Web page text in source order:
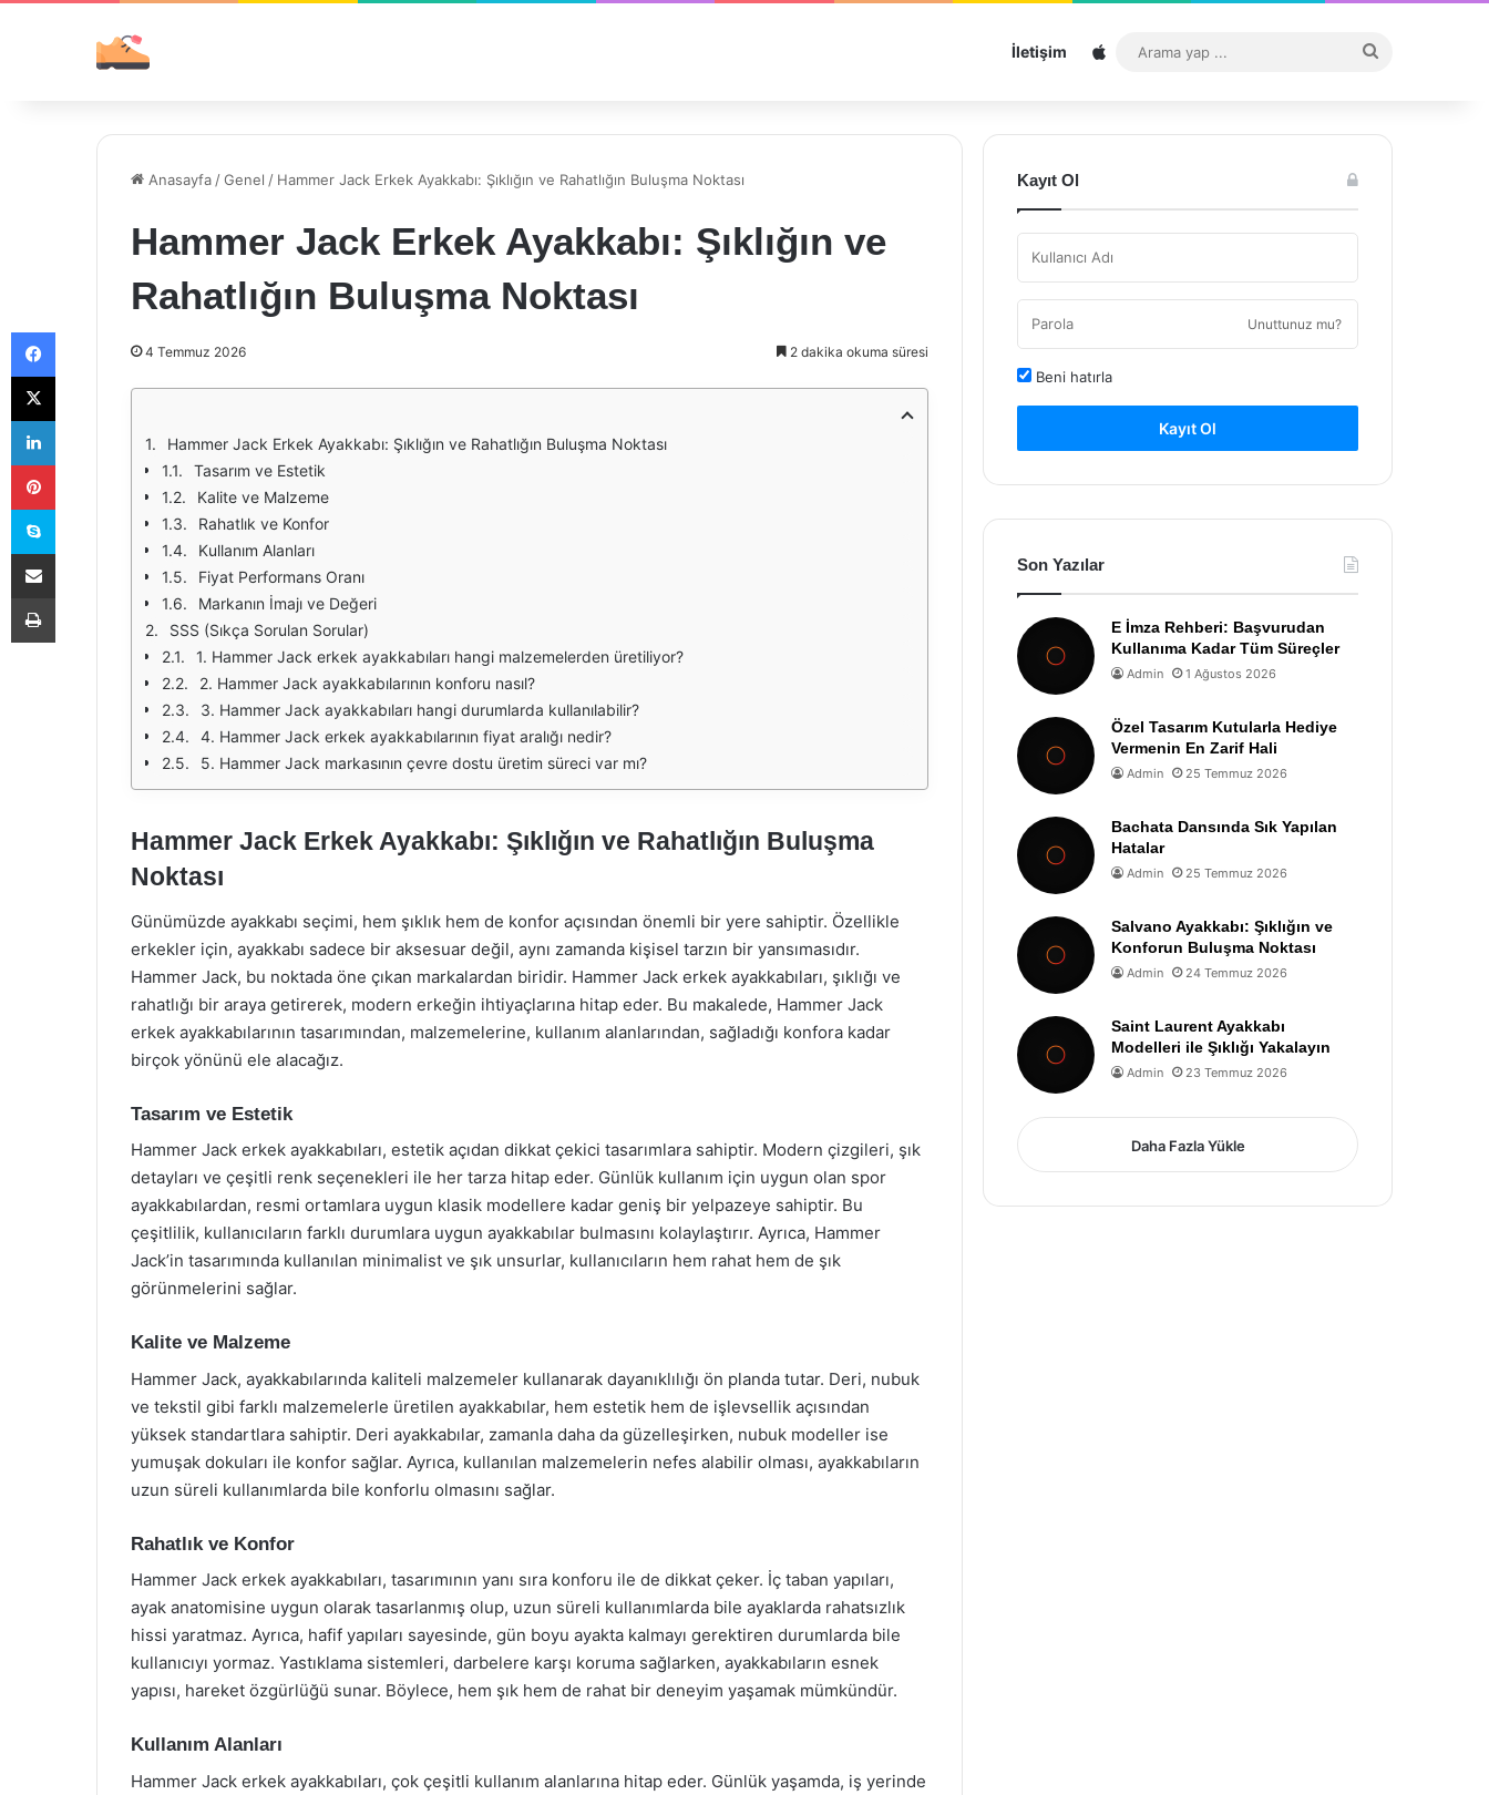
İletişim Sitemap
...
Anasayfa /Genel / Hammer Jack Erkek Ayakkabı: Şıklığın ve Rahatlığın Buluşma Noktası
Hammer Jack Erkek Ayakkabı: Şıklığın ve
Rahatlığın Buluşma Noktası
4 Temmuz 2026 2 dakika okuma süresi
Hammer Jack Erkek Ayakkabı: Şıklığın ve Rahatlığın Buluşma Noktası
Tasarım ve Estetik
Kalite ve Malzeme
Rahatlık ve Konfor
Kullanım Alanları
Fiyat Performans Oranı
Markanın İmajı ve Değeri
SSS (Sıkça Sorulan Sorular)
1. Hammer Jack erkek ayakkabıları hangi malzemelerden üretiliyor?
2. Hammer Jack ayakkabılarının konforu nasıl?
3. Hammer Jack ayakkabıları hangi durumlarda kullanılabilir?
4. Hammer Jack erkek ayakkabılarının fiyat aralığı nedir?
5. Hammer Jack markasının çevre dostu üretim süreci var mı?
Hammer Jack Erkek Ayakkabı: Şıklığın ve Rahatlığın Buluşma
Noktası
Günümüzde ayakkabı seçimi, hem şıklık hem de konfor açısından önemli bir yere sahiptir. Özellikle
erkekler için, ayakkabı sadece bir aksesuar değil, aynı zamanda kişisel tarzın bir yansımasıdır.
Hammer Jack, bu noktada öne çıkan markalardan biridir. Hammer Jack erkek ayakkabıları, şıklığı ve
rahatlığı bir araya getirerek, modern erkeğin ihtiyaçlarına hitap eder. Bu makalede, Hammer Jack
erkek ayakkabılarının tasarımından, malzemelerine, kullanım alanlarından, sağladığı konfora kadar
birçok yönünü ele alacağız.
Tasarım ve Estetik
Hammer Jack erkek ayakkabıları, estetik açıdan dikkat çekici tasarımlara sahiptir. Modern çizgileri, şık
detayları ve çeşitli renk seçenekleri ile her tarza hitap eder. Günlük kullanım için uygun olan spor
ayakkabılardan, resmi ortamlara uygun klasik modellere kadar geniş bir yelpazeye sahiptir. Bu
çeşitlilik, kullanıcıların farklı durumlara uygun ayakkabılar bulmasını kolaylaştırır. Ayrıca, Hammer
Jack’in tasarımında kullanılan minimalist ve şık unsurlar, kullanıcıların hem rahat hem de şık
görünmelerini sağlar.
Kalite ve Malzeme
Hammer Jack, ayakkabılarında kaliteli malzemeler kullanarak dayanıklılığı ön planda tutar. Deri, nubuk
ve tekstil gibi farklı malzemelerle üretilen ayakkabılar, hem estetik hem de işlevsellik açısından
yüksek standartlara sahiptir. Deri ayakkabılar, zamanla daha da güzelleşirken, nubuk modeller ise
yumuşak dokuları ile konfor sağlar. Ayrıca, kullanılan malzemelerin nefes alabilir olması, ayakkabıların
uzun süreli kullanımlarda bile konforlu olmasını sağlar.
Rahatlık ve Konfor
Hammer Jack erkek ayakkabıları, tasarımının yanı sıra konforu ile de dikkat çeker. İç taban yapıları,
ayak anatomisine uygun olarak tasarlanmış olup, uzun süreli kullanımlarda bile ayaklarda rahatsızlık
hissi yaratmaz. Ayrıca, hafif yapıları sayesinde, gün boyu ayakta kalmayı gerektiren durumlarda bile
kullanıcıyı yormaz. Yastıklama sistemleri, darbelere karşı koruma sağlarken, ayakkabıların esnek
yapısı, hareket özgürlüğü sunar. Böylece, hem şık hem de rahat bir deneyim yaşamak mümkündür.
Kullanım Alanları
Hammer Jack erkek ayakkabıları, çok çeşitli kullanım alanlarına hitap eder. Günlük yaşamda, iş yerinde
Kayıt Ol
Unuttunuz mu?
Beni hatırla
Kayıt Ol
Son Yazılar
E İmza Rehberi: Başvurudan
Kullanıma Kadar Tüm Süreçler
Admin 1 Ağustos 2026
Özel Tasarım Kutularla Hediye
Vermenin En Zarif Hali
Admin 25 Temmuz 2026
Bachata Dansında Sık Yapılan
Hatalar
Admin 25 Temmuz 2026
Salvano Ayakkabı: Şıklığın ve
Konforun Buluşma Noktası
Admin 24 Temmuz 2026
Saint Laurent Ayakkabı
Modelleri ile Şıklığı Yakalayın
Admin 23 Temmuz 2026
Daha Fazla Yükle
Facebook
X
LinkedIn
Pinterest
Skype
E-Posta ile paylaş